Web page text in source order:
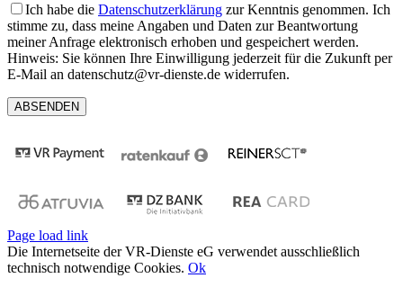
Ich habe die Datenschutzerklärung zur Kenntnis genommen. Ich
stimme zu, dass meine Angaben und Daten zur Beantwortung
meiner Anfrage elektronisch erhoben und gespeichert werden.
Hinweis: Sie können Ihre Einwilligung jederzeit für die Zukunft per
E-Mail an datenschutz@vr-dienste.de widerrufen.
Page load link
Die Internetseite der VR-Dienste eG verwendet ausschließlich
technisch notwendige Cookies. Ok